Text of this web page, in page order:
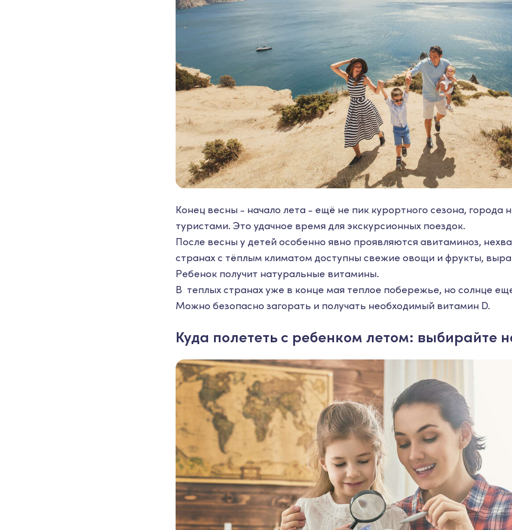
Конец весны - начало лета - ещё не пик курортного сезона, города
туристами. Это удачное время для экскурсионных поездок.
После весны у детей особенно явно проявляются авитаминоз,
странах с тёплым климатом доступны свежие овощи и фрукты,
Ребенок получит натуральные витамины.
В теплых странах уже в конце мая теплое побережье, но солнце
Можно безопасно загорать и получать необходимый витамин D.
Куда полететь с ребенком летом: выбирайте